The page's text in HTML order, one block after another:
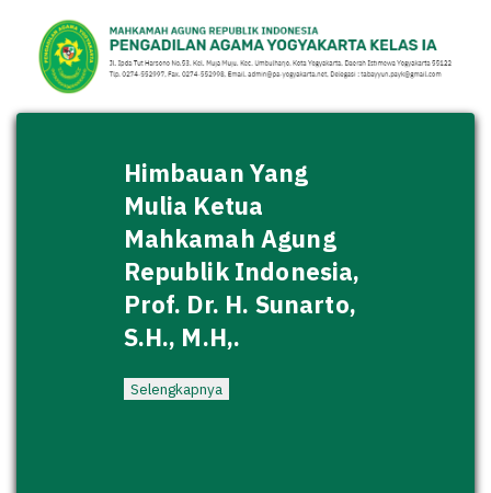
Himbauan Yang
Mulia Ketua
Mahkamah Agung
Republik Indonesia,
Prof. Dr. H. Sunarto,
S.H., M.H,.
Selengkapnya